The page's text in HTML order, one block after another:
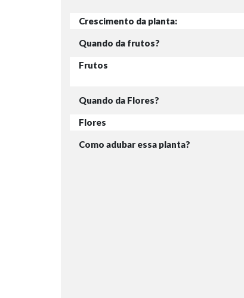
Crescimento da planta:
Quando da frutos?
Frutos
Quando da Flores?
Flores
Como adubar essa planta?